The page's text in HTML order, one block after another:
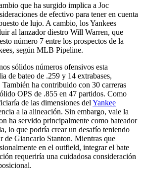
que ha surgido implica a Joc
de efectivo para tener en cuenta
de lujo. A cambio, los Yankees
al lanzador diestro Will Warren, que
número 7 entre los prospectos de la
según MLB Pipeline.
sólidos números ofensivos esta
de bateo de .259 y 14 extrabases,
ha contribuido con 30 carreras
OPS de .855 en 47 partidos. Como
de las dimensiones del Yankee
a la alineación. Sin embargo, vale la
ha servido principalmente como bateador
lo que podría crear un desafío teniendo
de Giancarlo Stanton. Mientras que
en el outfield, integrar el bate
requeriría una cuidadosa consideración